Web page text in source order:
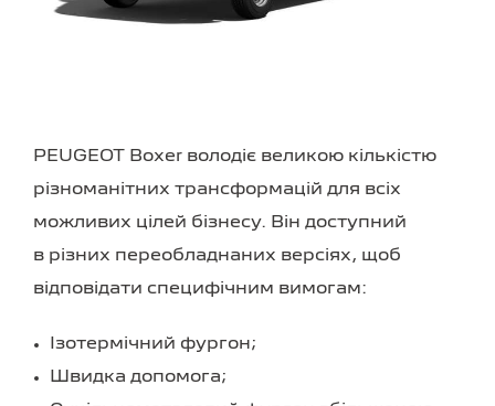
PEUGEOT Boxer володіє великою кількістю
різноманітних трансформацій для всіх
можливих цілей бізнесу. Він доступний
в різних переобладнаних версіях, щоб
відповідати специфічним вимогам:
Ізотермічний фургон;
Швидка допомога;